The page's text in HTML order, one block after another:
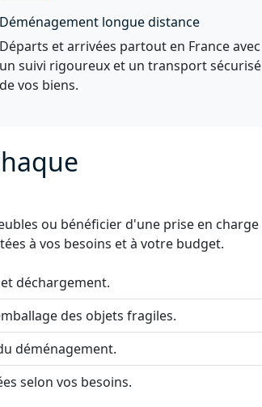
Déménagement longue distance
Départs et arrivées partout en France avec
un suivi rigoureux et un transport sécurisé
de vos biens.
ou bénéficier d'une prise en charge
à vos besoins et à votre budget.
déchargement.
des objets fragiles.
déménagement.
selon vos besoins.